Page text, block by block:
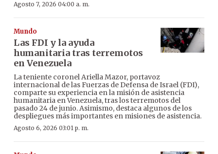
Agosto 7, 2026 04:00 a. m.
Mundo
Las FDI y la ayuda
humanitaria tras terremotos
en Venezuela
La teniente coronel Ariella Mazor, portavoz
internacional de las Fuerzas de Defensa de Israel (FDI),
comparte su experiencia en la misión de asistencia
humanitaria en Venezuela, tras los terremotos del
pasado 24 de junio. Asimismo, destaca algunos de los
despliegues más importantes en misiones de asistencia.
Agosto 6, 2026 03:01 p. m.